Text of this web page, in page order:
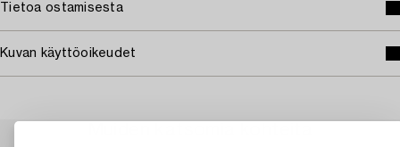
Tietoa ostamisesta
Kuvan käyttöoikeudet